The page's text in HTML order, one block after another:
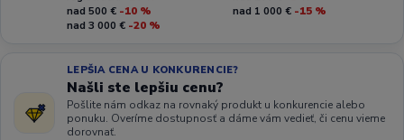
nad 500 € -10 % nad 1 000 € -15 %
nad 3 000 € -20 %
LEPŠIA CENA U KONKURENCIE?
Našli ste lepšiu cenu?
Pošlite nám odkaz na rovnaký produkt u konkurencie alebo
ponuku. Overíme dostupnosť a dáme vám vedieť, či cenu vieme
dorovnať.